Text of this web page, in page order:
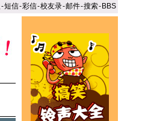
-短信-彩信-校友录-邮件-搜索- BBS